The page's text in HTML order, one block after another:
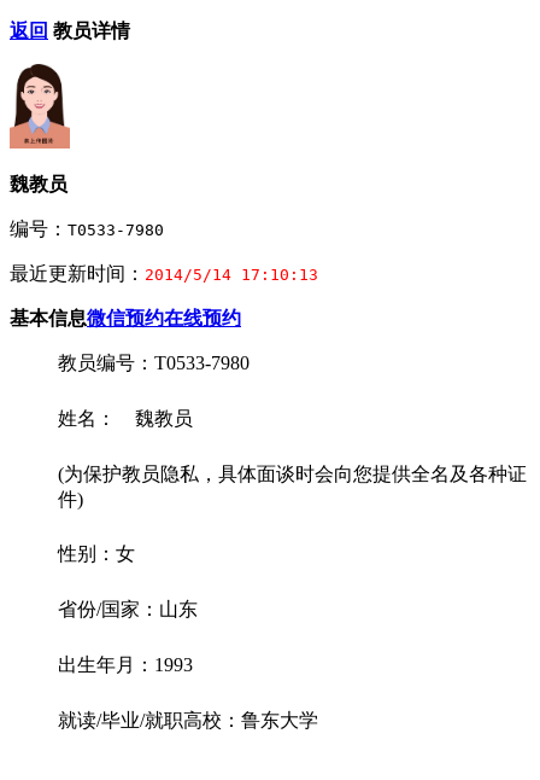
返回 教员详情
魏教员
编号： T0533-7980
最近更新时间： 2014/5/14 17:10:13
基本信息微信预约在线预约
教员编号：T0533-7980
姓名： 魏教员
(为保护教员隐私，具体面谈时会向您提供全名及各种证
件)
性别：女
省份/国家：山东
出生年月：1993
就读/毕业/就职高校：鲁东大学